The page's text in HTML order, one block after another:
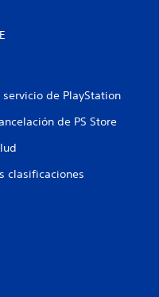
de PlayStation
de PS Store
clasificaciones